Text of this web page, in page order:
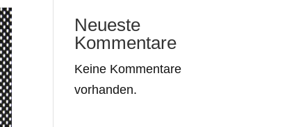
Neueste
Kommentare
Keine Kommentare
vorhanden.